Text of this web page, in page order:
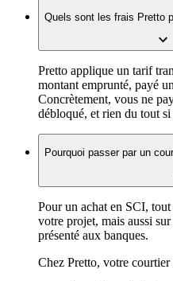
Quels sont les frais Pretto
Pretto applique un tarif
montant emprunté, payé
Concrètement, vous ne
débloqué, et rien du tout
Pourquoi passer par un
Pour un achat en SCI,
votre projet, mais aussi
présenté aux banques.
Chez Pretto, votre courtier